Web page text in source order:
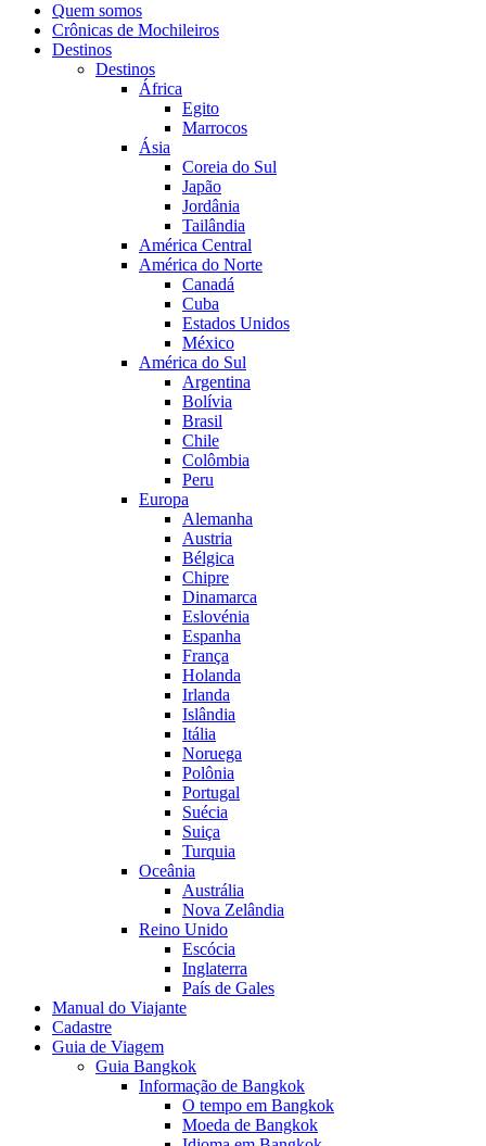
Quem somos
Crônicas de Mochileiros
Destinos
Destinos
África
Egito
Marrocos
Ásia
Coreia do Sul
Japão
Jordânia
Tailândia
América Central
América do Norte
Canadá
Cuba
Estados Unidos
México
América do Sul
Argentina
Bolívia
Brasil
Chile
Colômbia
Peru
Europa
Alemanha
Austria
Bélgica
Chipre
Dinamarca
Eslovénia
Espanha
França
Holanda
Irlanda
Islândia
Itália
Noruega
Polônia
Portugal
Suécia
Suiça
Turquia
Oceânia
Austrália
Nova Zelândia
Reino Unido
Escócia
Inglaterra
País de Gales
Manual do Viajante
Cadastre
Guia de Viagem
Guia Bangkok
Informação de Bangkok
O tempo em Bangkok
Moeda de Bangkok